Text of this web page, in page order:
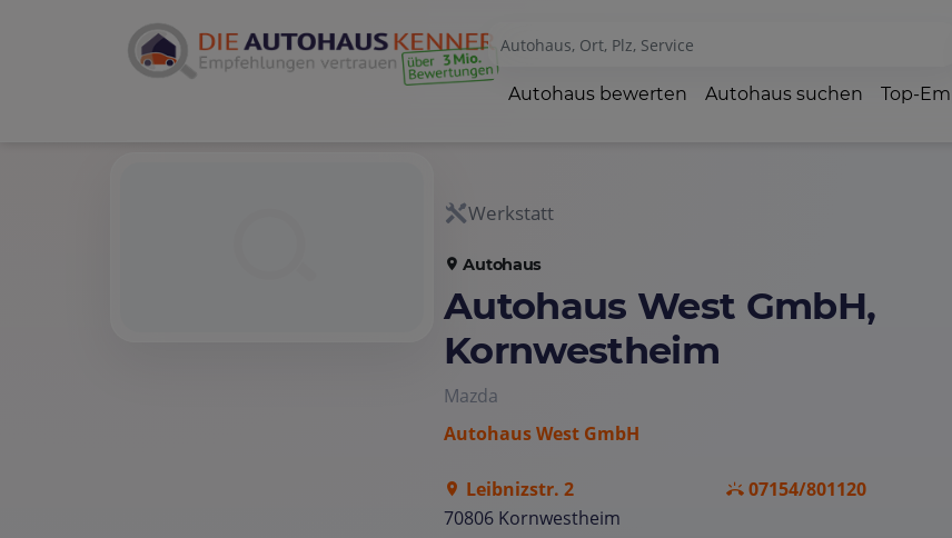
Autohaus bewerten Autohaus suchen Top-
Werkstatt
Autohaus
Autohaus West GmbH,
Kornwestheim
Mazda
Autohaus West GmbH
Leibnizstr. 2
70806 Kornwestheim
07154/801120